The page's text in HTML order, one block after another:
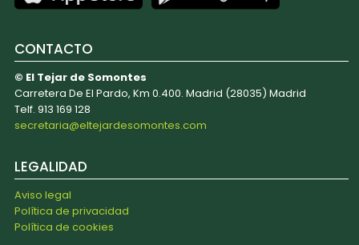
CONTACTO
© El Tejar de Somontes
Carretera De El Pardo, Km 0.400. Madrid (28035) Madrid
Telf. 913 169 128
secretaria@eltejardesomontes.com
LEGALIDAD
Aviso legal
Política de privacidad
Política de cookies